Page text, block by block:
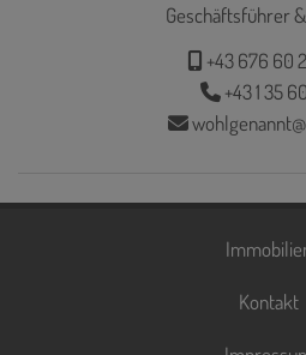
Geschäftsführer
+43 676 60
+43 1 35
Kontakt